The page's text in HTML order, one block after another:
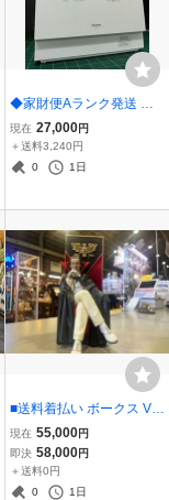
◆家財便Aランク発送 中
古品 Panasonic パナソニ
ック 食器洗い乾燥機 NP-
TH4-W 2022年製 食器40
現在 27,000円
＋送料3,240円
0
1日
■送料着払い ボークス VO
LKS LEGEND OF DARKS
IDE 仮面ライダー 死神博
士 王座の像 元箱なし ガレ
ージキット完成品■
現在 55,000円
即決 58,000円
＋送料0円
0
1日